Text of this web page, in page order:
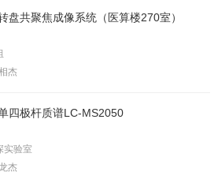
医算楼（西区田径场新楼）二楼（206室）新到一台落地式超离和一台高速冷冻离心机
型仪器培训安排
假值班表
仪器培训安排
2026年寒假值班表
盘共聚焦成像系统（医算楼270室）
杰
四极杆质谱LC-MS2050
实验室
杰